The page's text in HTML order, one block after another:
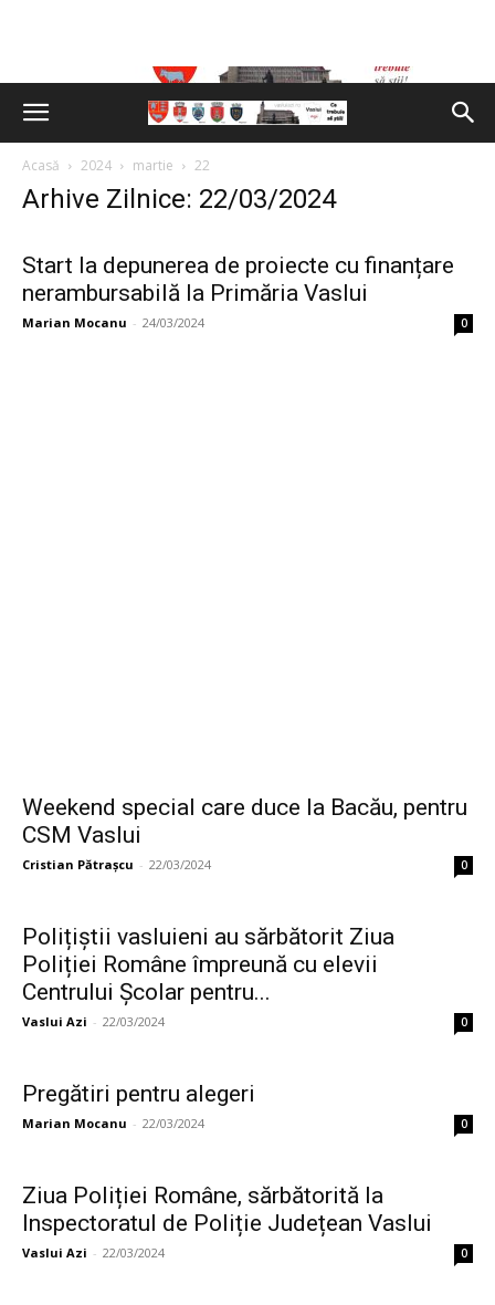
Acasă 2024 martie 22
Arhive Zilnice: 22/03/2024
Start la depunerea de proiecte cu finanțare
nerambursabilă la Primăria Vaslui
Marian Mocanu - 24/03/2024 0
Weekend special care duce la Bacău, pentru
CSM Vaslui
Cristian Pătrașcu - 22/03/2024 0
Polițiștii vasluieni au sărbătorit Ziua
Poliției Române împreună cu elevii
Centrului Şcolar pentru...
Vaslui Azi - 22/03/2024 0
Pregătiri pentru alegeri
Marian Mocanu - 22/03/2024 0
Ziua Poliției Române, sărbătorită la
Inspectoratul de Poliție Județean Vaslui
Vaslui Azi - 22/03/2024 0